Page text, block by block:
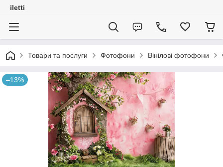
iletti
Товари та послуги Фотофони Вінілові фотофони
–13%